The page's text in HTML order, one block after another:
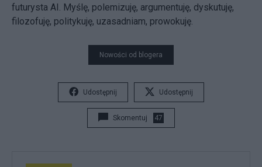
futurysta AI. Myślę, polemizuję, argumentuję, dyskutuję,
filozofuję, politykuję, uzasadniam, prowokuję.
Nowości od blogera
Udostępnij Udostępnij
Skomentuj 47